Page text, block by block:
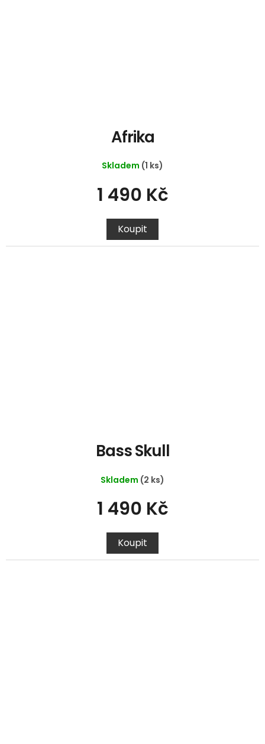
Afrika
Skladem (1 ks)
1 490 Kč
Koupit
Bass Skull
Skladem (2 ks)
1 490 Kč
Koupit